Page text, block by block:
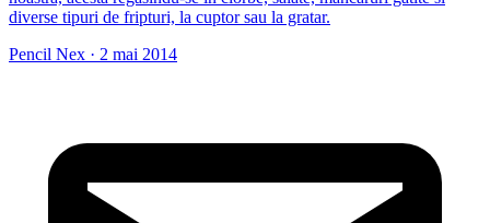
diverse tipuri de fripturi, la cuptor sau la gratar.
Pencil Nex · 2 mai 2014